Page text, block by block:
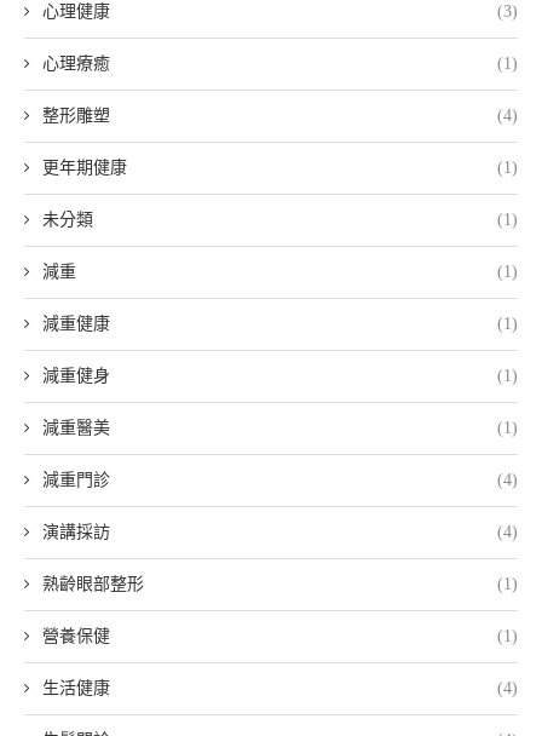
心理健康 (3)
心理療癒 (1)
整形雕塑 (4)
更年期健康 (1)
未分類 (1)
減重 (1)
減重健康 (1)
減重健身 (1)
減重醫美 (1)
減重門診 (4)
演講採訪 (4)
熟齡眼部整形 (1)
營養保健 (1)
生活健康 (4)